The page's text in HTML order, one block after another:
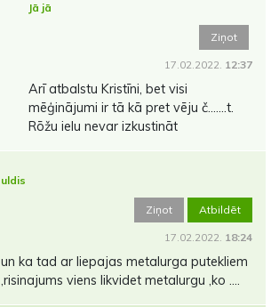
Jā jā
Ziņot
17.02.2022. 12:37
Arī atbalstu Kristīni, bet visi
mēģinājumi ir tā kā pret vēju č.......t.
Rōžu ielu nevar izkustināt
uldis
Ziņot Atbildēt
17.02.2022. 18:24
un ka tad ar liepajas metalurga putekliem
,risinajums viens likvidet metalurgu ,ko ....